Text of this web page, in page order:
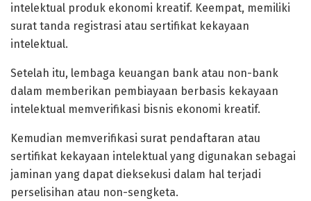
intelektual produk ekonomi kreatif. Keempat, memiliki
surat tanda registrasi atau sertifikat kekayaan
intelektual.
Setelah itu, lembaga keuangan bank atau non-bank
dalam memberikan pembiayaan berbasis kekayaan
intelektual memverifikasi bisnis ekonomi kreatif.
Kemudian memverifikasi surat pendaftaran atau
sertifikat kekayaan intelektual yang digunakan sebagai
jaminan yang dapat dieksekusi dalam hal terjadi
perselisihan atau non-sengketa.